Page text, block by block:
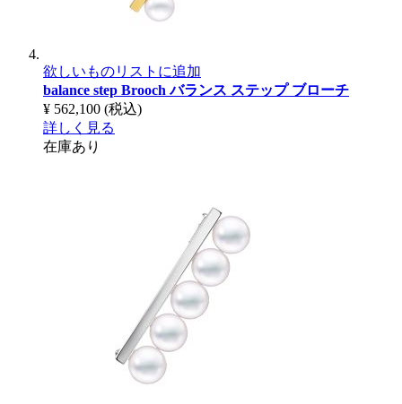
欲しいものリストに追加
balance step Broochバランス ステップ ブローチ
¥ 562,100 (税込)
詳しく見る
在庫あり